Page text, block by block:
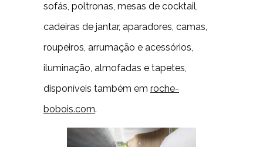
sofás, poltronas, mesas de cocktail,
cadeiras de jantar, aparadores, camas,
roupeiros, arrumação e acessórios,
iluminação, almofadas e tapetes,
disponíveis também em roche-
bobois.com.